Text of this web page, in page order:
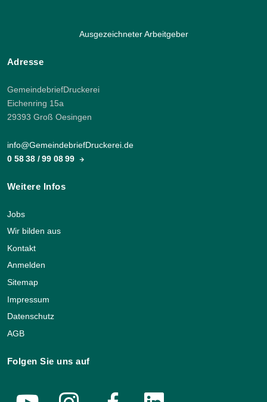
Ausgezeichneter Arbeitgeber
Adresse
GemeindebriefDruckerei
Eichenring 15a
29393 Groß Oesingen
info@GemeindebriefDruckerei.de
0 58 38 / 99 08 99
Weitere Infos
Jobs
Wir bilden aus
Kontakt
Anmelden
Sitemap
Impressum
Datenschutz
AGB
Folgen Sie uns auf